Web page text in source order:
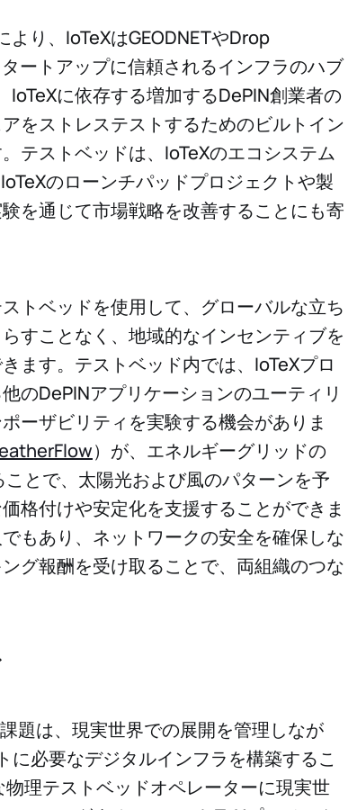
より、IoTeXはGEODNETやDrop
ートアップに信頼されるインフラのハブ
に依存する増加するDePIN創業者の
をストレステストするためのビルトイン
テストベッドは、IoTeXのエコシステム
のローンチパッドプロジェクトや製
を通じて市場戦略を改善することにも寄
トベッドを使用して、グローバルな立ち
すことなく、地域的なインセンティブを
ます。テストベッド内では、IoTeXプロ
のDePINアプリケーションのユーティリ
ーザビリティを実験する機会がありま
）が、エネルギーグリッドの
ことで、太陽光および風のパターンを予
格付けや安定化を支援することができま
もあり、ネットワークの安全を確保しな
グ報酬を受け取ることで、両組織のつな
題は、現実世界での展開を管理しなが
必要なデジタルインフラを構築するこ
理テストベッドオペレーターに現実世